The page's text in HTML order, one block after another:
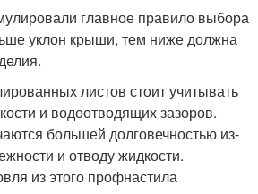
главное правило выбора
уклон крыши, тем ниже должна
листов стоит учитывать
и водоотводящих зазоров.
большей долговечностью из-
и отводу жидкости.
из этого профнастила